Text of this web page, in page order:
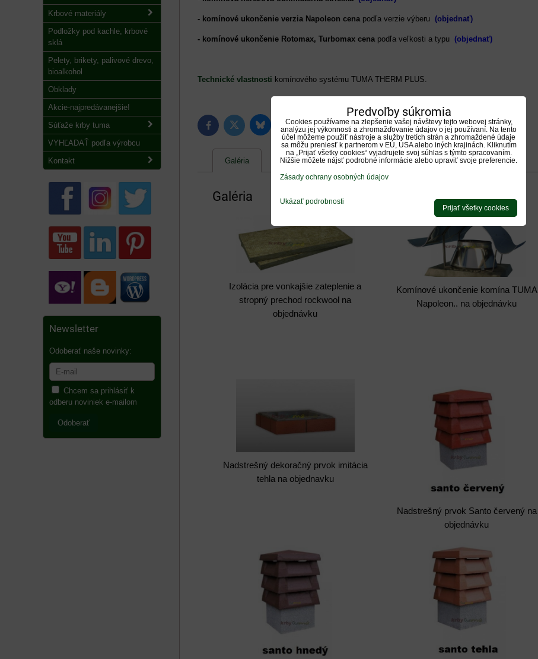
- komínové ukončenie verzia Napoleon cena podľa verzie výberu (objednať)
- komínové ukončenie Rotomax, Turbomax cena podľa veľkosti a typu (objednať)
Technické vlastnosti komínového systému TUMA THERM PLUS.
FacebookTwitter BlueskyPinterestReddit LinkedInWhatsApp
E-
mail
Galéria Recenzie 0 Diskusia 0 Otázka k produktu
Galéria
Izolácia pre vonkajšie zateplenie a
stropný prechod rockwool na
objednávku
Komínové ukončenie komína TUMA
Napoleon.. na objednávku
Nadstrešný dekoračný prvok imitácia
tehla na objednavku
Nadstrešný prvok Santo červený na
objednávku
Krbové materiály
Podložky pod kachle, krbové
sklá
Pelety, brikety, palivové drevo,
bioalkohol
Obklady
Akcie-najpredávanejšie!
Súťaže krby tuma
VYHĽADAŤ podľa výrobcu
Kontakt
Newsletter
Odoberať naše novinky:
Chcem sa prihlásiť k
odberu noviniek e-mailom
Odoberať
Predvoľby súkromia
Cookies používame na zlepšenie vašej návštevy tejto webovej stránky,
analýzu jej výkonnosti a zhromažďovanie údajov o jej používaní. Na tento
účel môžeme použiť nástroje a služby tretích strán a zhromaždené údaje
sa môžu preniesť k partnerom v EÚ, USA alebo iných krajinách. Kliknutím
na „Prijať všetky cookies“ vyjadrujete svoj súhlas s týmto spracovaním.
Nižšie môžete nájsť podrobné informácie alebo upraviť svoje preferencie.
Zásady ochrany osobných údajov
Ukázať podrobnosti
Prijať všetky cookies